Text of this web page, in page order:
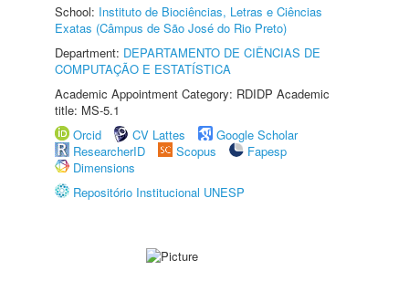
School: Instituto de Biociências, Letras e Ciências
Exatas (Câmpus de São José do Rio Preto)
Department: DEPARTAMENTO DE CIÊNCIAS DE
COMPUTAÇÃO E ESTATÍSTICA
Academic Appointment Category: RDIDP Academic
title: MS-5.1
Orcid
CV Lattes
Google Scholar
ResearcherID
Scopus
Fapesp
Dimensions
Repositório Institucional UNESP